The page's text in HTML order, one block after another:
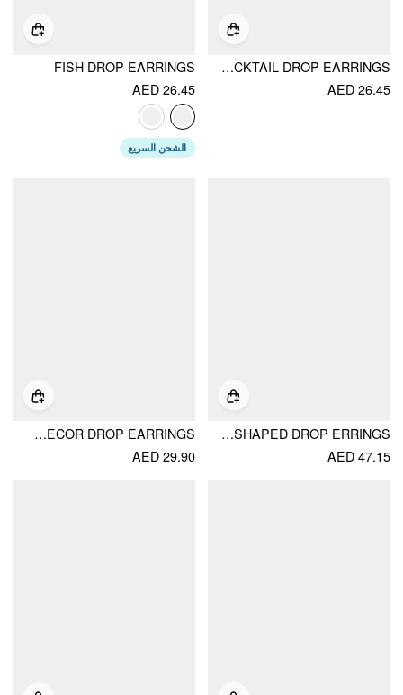
RHINESTONE & FAUX PEARL DECOR LEMON COCKTAIL DROP EARRINGS
AED 26.45
FISH DROP EARRINGS
AED 26.45
الشحن السريع
STAINLESS STEEL FISH SHAPED DROP ERRINGS
AED 47.15
EYE & HEART DECOR DROP EARRINGS
AED 29.90